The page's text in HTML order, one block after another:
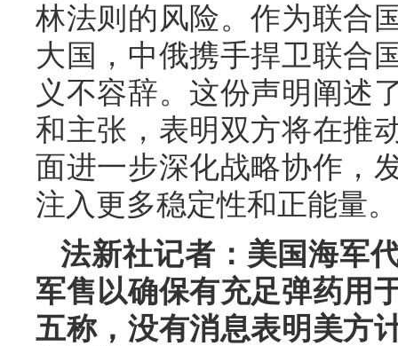
林法则的风险。作为联合
大国，中俄携手捍卫联合
义不容辞。这份声明阐述
和主张，表明双方将在推
面进一步深化战略协作，
注入更多稳定性和正能量。
法新社记者：美国海军
军售以确保有充足弹药用
五称，没有消息表明美方